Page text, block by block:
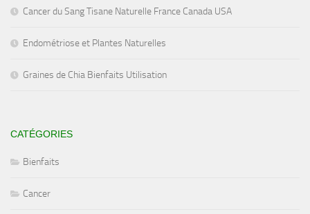
Cancer du Sang Tisane Naturelle France Canada USA
Endométriose et Plantes Naturelles
Graines de Chia Bienfaits Utilisation
CATÉGORIES
Bienfaits
Cancer